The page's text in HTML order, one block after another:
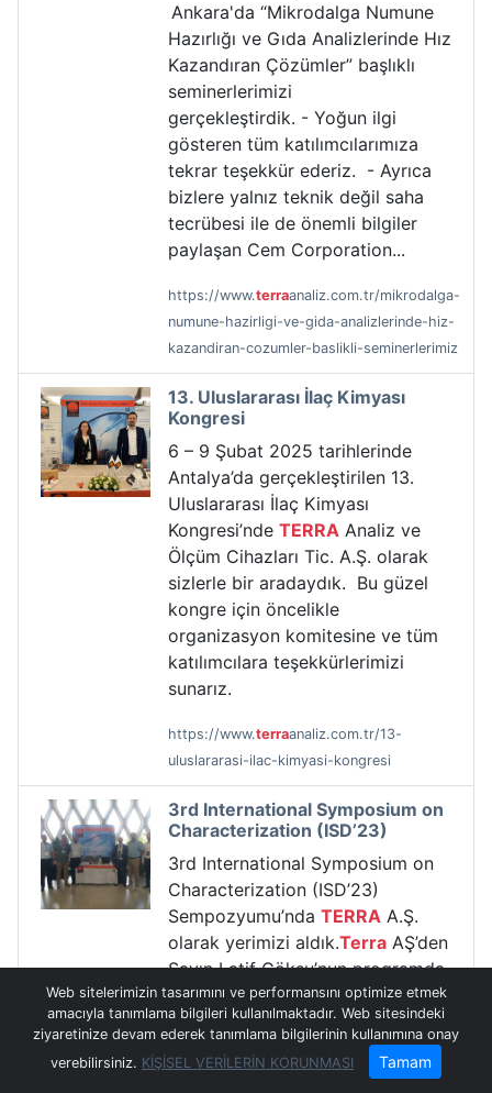
Ankara'da “Mikrodalga Numune
Hazırlığı ve Gıda Analizlerinde Hız
Kazandıran Çözümler” başlıklı
seminerlerimizi
gerçekleştirdik. - Yoğun ilgi
gösteren tüm katılımcılarımıza
tekrar teşekkür ederiz. - Ayrıca
bizlere yalnız teknik değil saha
tecrübesi ile de önemli bilgiler
paylaşan Cem Corporation...
https://www.terraanaliz.com.tr/mikrodalga-
numune-hazirligi-ve-gida-analizlerinde-hiz-
kazandiran-cozumler-baslikli-seminerlerimiz
13. Uluslararası İlaç Kimyası
Kongresi
6 – 9 Şubat 2025 tarihlerinde
Antalya’da gerçekleştirilen 13.
Uluslararası İlaç Kimyası
Kongresi’nde TERRA Analiz ve
Ölçüm Cihazları Tic. A.Ş. olarak
sizlerle bir aradaydık. Bu güzel
kongre için öncelikle
organizasyon komitesine ve tüm
katılımcılara teşekkürlerimizi
sunarız.
https://www.terraanaliz.com.tr/13-
uluslararasi-ilac-kimyasi-kongresi
3rd International Symposium on
Characterization (ISD’23)
3rd International Symposium on
Characterization (ISD’23)
Sempozyumu’nda TERRA A.Ş.
olarak yerimizi aldık.Terra AŞ’den
Sayın Latif Göksu’nun programda
içerisindeki “Thermal analysis for
the characterization of metals
and alloys” başlıklı sunumu için
teşekkür ederiz.Ayrıca tüm
Web sitelerimizin tasarımını ve performansını optimize etmek
amacıyla tanımlama bilgileri kullanılmaktadır. Web sitesindeki
ziyaretinize devam ederek tanımlama bilgilerinin kullanımına onay
verebilirsiniz. KİŞİSEL VERİLERİN KORUNMASI Tamam